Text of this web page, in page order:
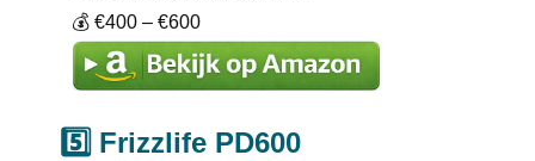
💰 €400 – €600
5️⃣ Frizzlife PD600